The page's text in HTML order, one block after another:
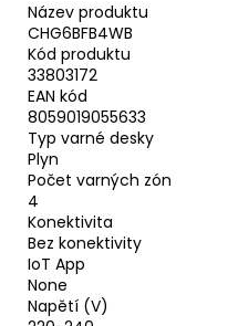
Název produktu
CHG6BFB4WB
Kód produktu
33803172
EAN kód
8059019055633
Typ varné desky
Plyn
Počet varných zón
4
Konektivita
Bez konektivity
IoT App
None
Napětí (V)